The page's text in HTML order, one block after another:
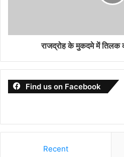
राजद्रोह के मुकदमे में तिलक
Find us on Facebook
Recent